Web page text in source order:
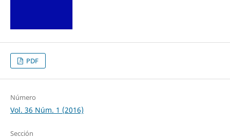
PDF
Número
Vol. 36 Núm. 1 (2016)
Sección